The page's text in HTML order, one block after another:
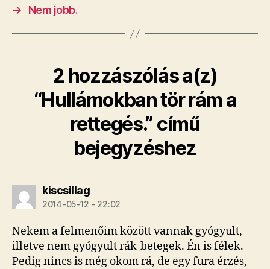
→
Nem jobb.
2 hozzászólás a(z)
“Hullámokban tör rám a
rettegés.” című
bejegyzéshez
kiscsillagszerint:
2014-05-12 - 22:02
Nekem a felmenőim között vannak gyógyult,
illetve nem gyógyult rák-betegek. Én is félek.
Pedig nincs is még okom rá, de egy fura érzés,